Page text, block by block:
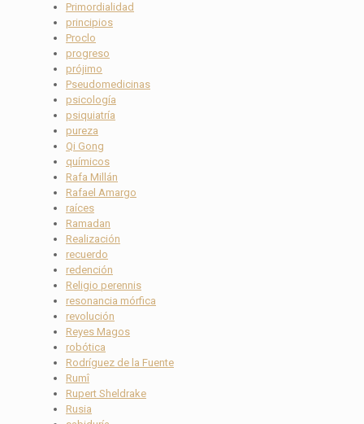
Primordialidad
principios
Proclo
progreso
prójimo
Pseudomedicinas
psicología
psiquiatría
pureza
Qi Gong
químicos
Rafa Millán
Rafael Amargo
raíces
Ramadan
Realización
recuerdo
redención
Religio perennis
resonancia mórfica
revolución
Reyes Magos
robótica
Rodríguez de la Fuente
Rumî
Rupert Sheldrake
Rusia